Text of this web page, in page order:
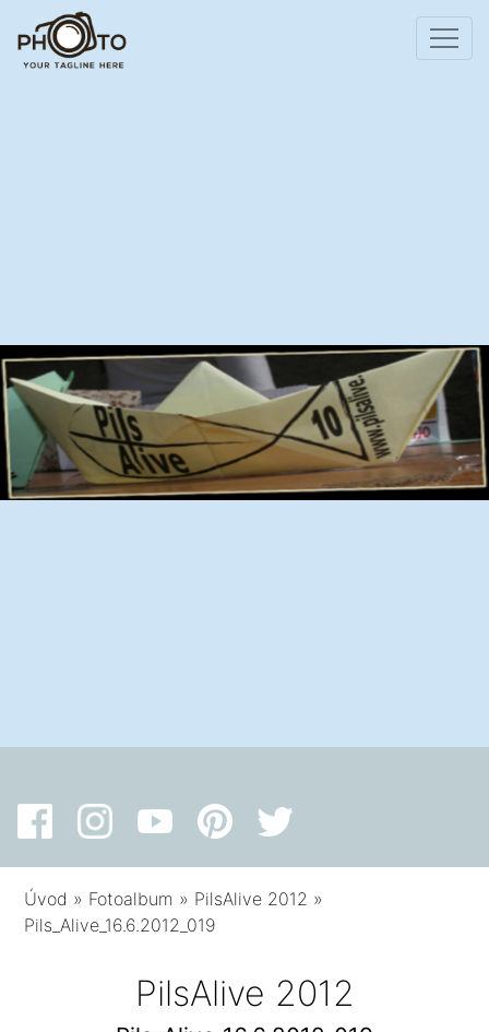
Úvod » Fotoalbum » PilsAlive 2012 »
Pils_Alive_16.6.2012_019
PilsAlive 2012